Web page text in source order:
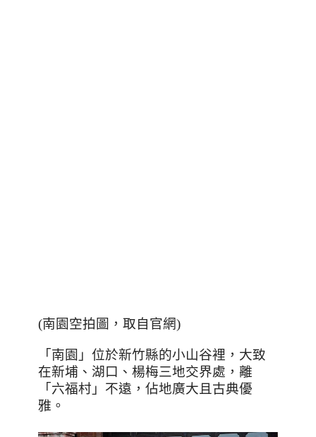
(南園空拍圖，取自官網)
「南園」位於新竹縣的小山谷裡，大致
在新埔、湖口、楊梅三地交界處，離
「六福村」不遠，佔地廣大且古典優
雅。